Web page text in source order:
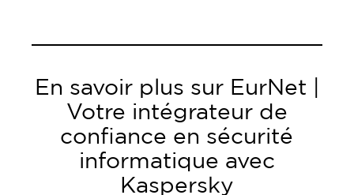
En savoir plus sur EurNet |
Votre intégrateur de
confiance en sécurité
informatique avec
Kaspersky